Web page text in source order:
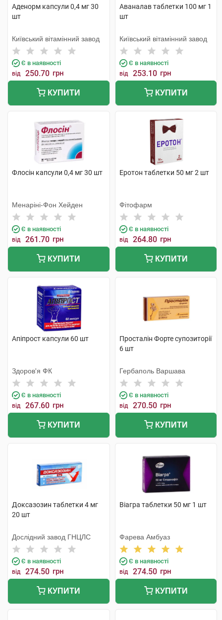
Аденорм капсули 0,4 мг 30
шт
Київський вітамінний завод
Є в наявності
від 250.70 грн
КУПИТИ
Аваналав таблетки 100 мг 1
шт
Київський вітамінний завод
Є в наявності
від 253.10 грн
КУПИТИ
Флосін капсули 0,4 мг 30 шт
Менаріні-Фон Хейден
Є в наявності
від 261.70 грн
КУПИТИ
Еротон таблетки 50 мг 2 шт
Фітофарм
Є в наявності
від 264.80 грн
КУПИТИ
Апіпрост капсули 60 шт
Здоров'я ФК
Є в наявності
від 267.60 грн
КУПИТИ
Просталін Форте супозиторії
6 шт
Гербаполь Варшава
Є в наявності
від 270.50 грн
КУПИТИ
Доксазозин таблетки 4 мг
20 шт
Дослідний завод ГНЦЛС
Є в наявності
від 274.50 грн
КУПИТИ
Віагра таблетки 50 мг 1 шт
Фарева Амбуаз
Є в наявності
від 274.50 грн
КУПИТИ